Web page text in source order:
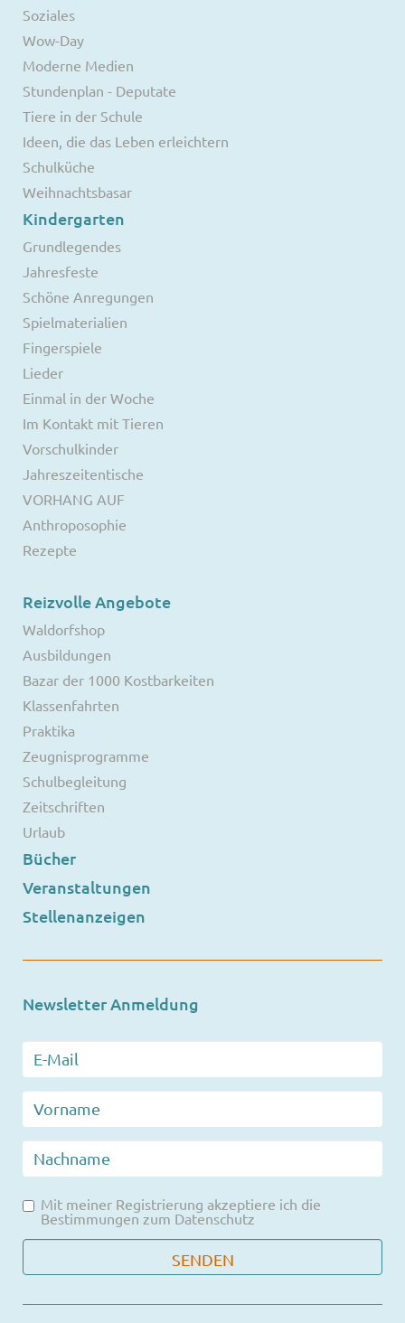
Soziales
Wow-Day
Moderne Medien
Stundenplan - Deputate
Tiere in der Schule
Ideen, die das Leben erleichtern
Schulküche
Weihnachtsbasar
Kindergarten
Grundlegendes
Jahresfeste
Schöne Anregungen
Spielmaterialien
Fingerspiele
Lieder
Einmal in der Woche
Im Kontakt mit Tieren
Vorschulkinder
Jahreszeitentische
VORHANG AUF
Anthroposophie
Rezepte
Reizvolle Angebote
Waldorfshop
Ausbildungen
Bazar der 1000 Kostbarkeiten
Klassenfahrten
Praktika
Zeugnisprogramme
Schulbegleitung
Zeitschriften
Urlaub
Bücher
Veranstaltungen
Stellenanzeigen
Newsletter Anmeldung
Mit meiner Registrierung akzeptiere ich die
Bestimmungen zum Datenschutz